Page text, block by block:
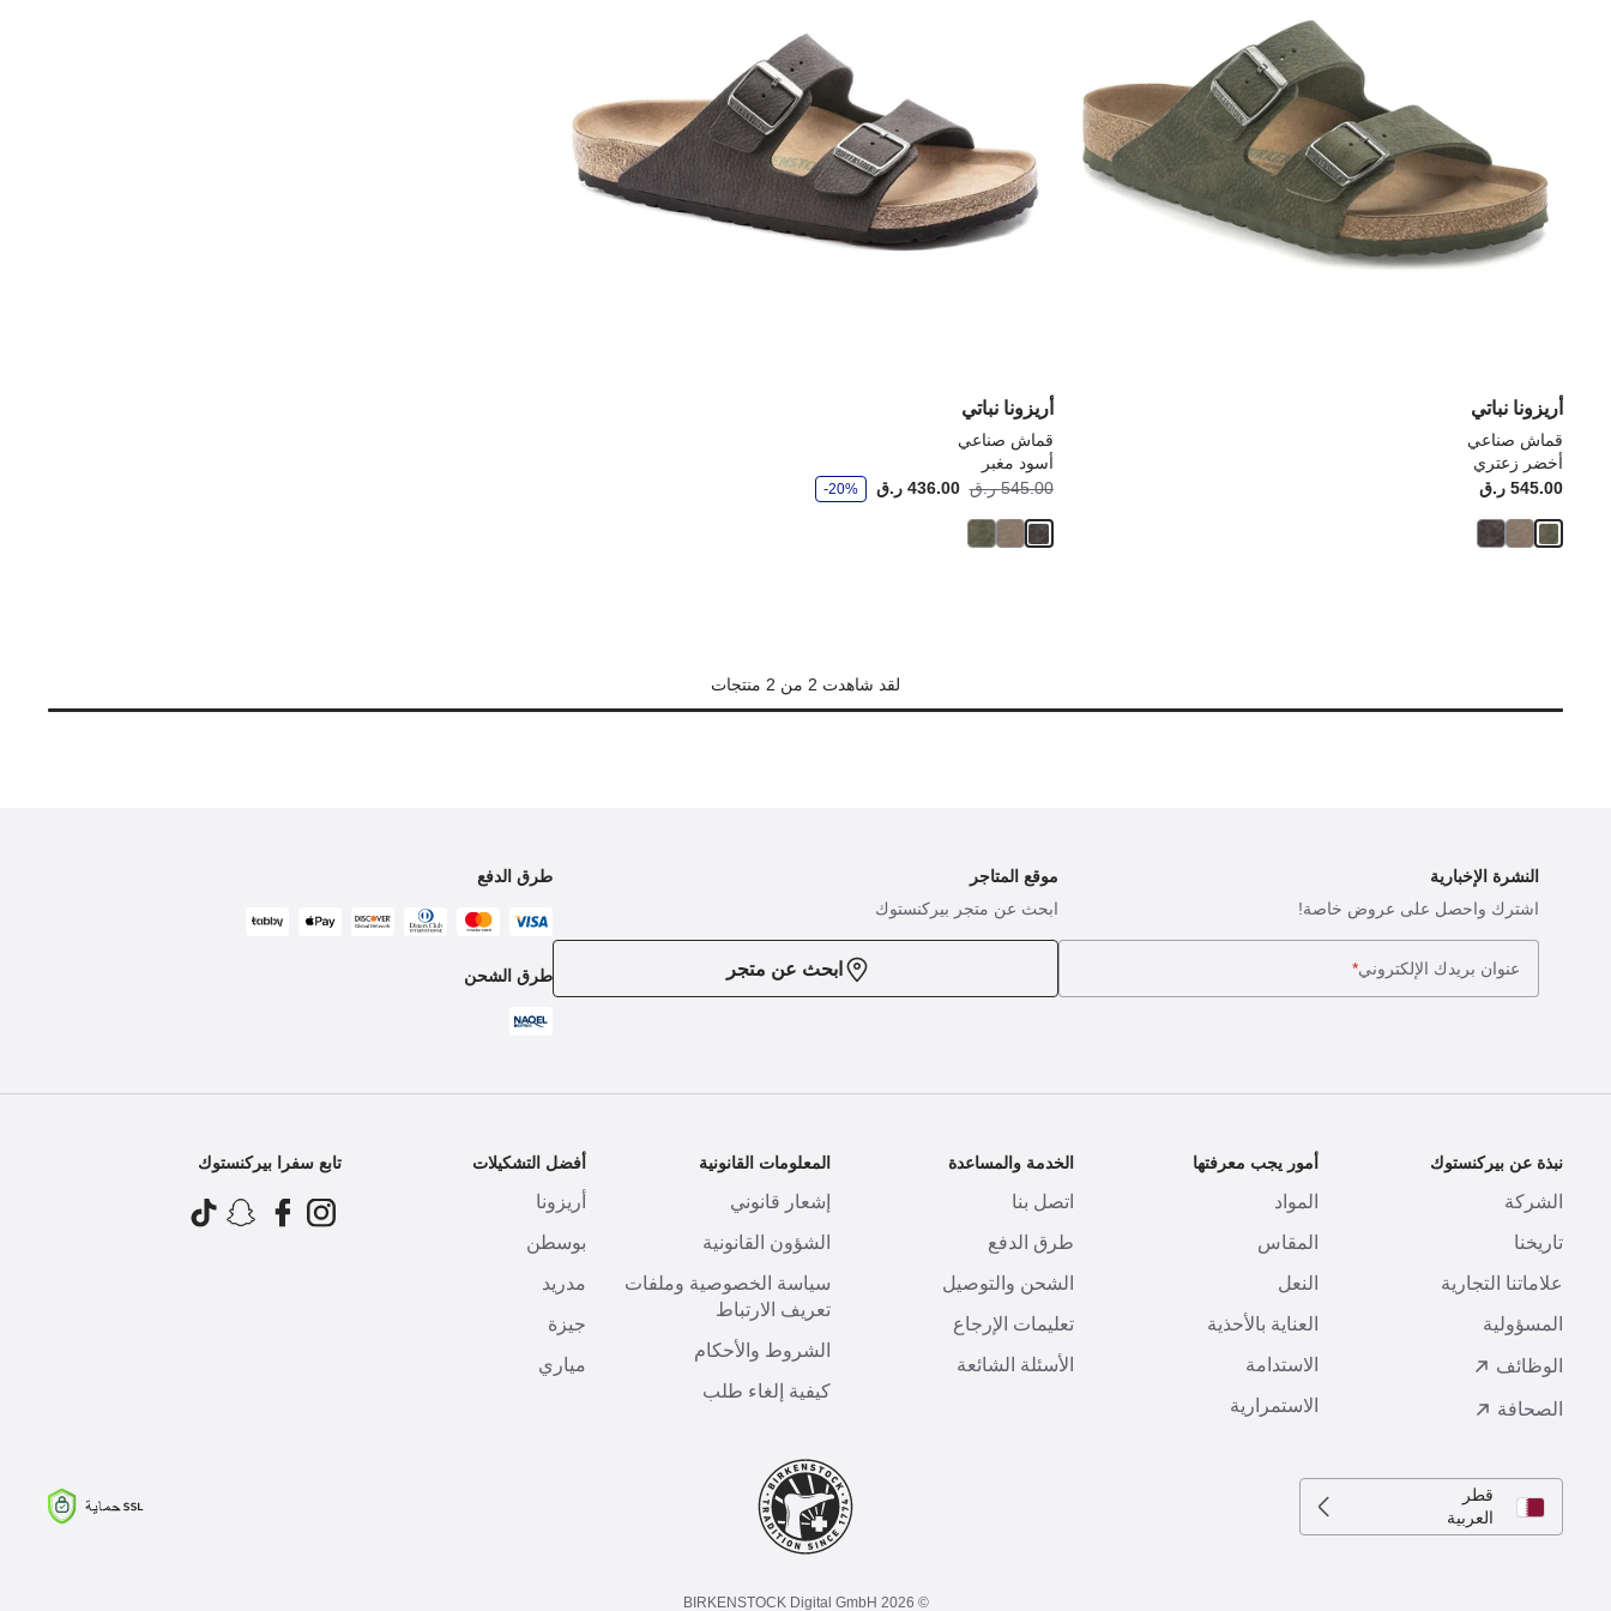
أريزونا نباتي
قماش صناعي
أخضر زعتري
Price:
545.00 ر.ق
أريزونا نباتي
قماش صناعي
أسود مغبر
545.00 ر.ق 436.00 ر.ق -20%
لقد شاهدت 2 من 2 منتجات
النشرة الإخبارية
اشترك واحصل على عروض خاصة!
عنوان بريدك الإلكتروني*
موقع المتاجر
ابحث عن متجر بيركنستوك
ابحث عن متجر
طرق الدفع
طرق الشحن
نبذة عن بيركنستوك
الشركة
تاريخنا
علاماتنا التجارية
المسؤولية
الوظائف
الصحافة
أمور يجب معرفتها
المواد
المقاس
النعل
العناية بالأحذية
الاستدامة
الاستمرارية
الخدمة والمساعدة
اتصل بنا
طرق الدفع
الشحن والتوصيل
تعليمات الإرجاع
الأسئلة الشائعة
المعلومات القانونية
إشعار قانوني
الشؤون القانونية
سياسة الخصوصية وملفات
تعريف الارتباط
الشروط والأحكام
كيفية إلغاء طلب
أفضل التشكيلات
أريزونا
بوسطن
مدريد
جيزة
مياري
تابع سفرا بيركنستوك
قطر
العربية
© 2026 BIRKENSTOCK Digital GmbH